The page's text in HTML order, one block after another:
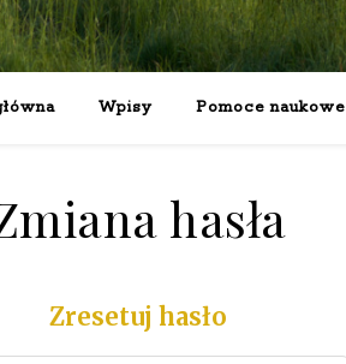
Wpisy Pomoce naukowe
hasła
Zresetuj hasło